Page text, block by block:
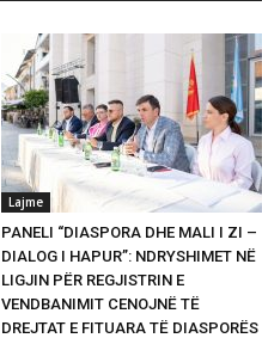
Lajme
PANELI “DIASPORA DHE MALI I ZI –
DIALOG I HAPUR”: NDRYSHIMET NË
LIGJIN PËR REGJISTRIN E
VENDBANIMIT CENOJNË TË
DREJTAT E FITUARA TË DIASPORËS